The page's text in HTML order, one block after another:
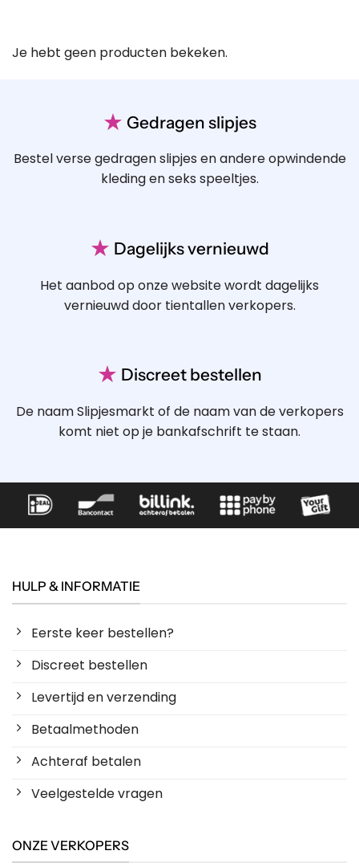
Je hebt geen producten bekeken.
★ Gedragen slipjes
Bestel verse gedragen slipjes en andere opwindende
kleding en seks speeltjes.
★ Dagelijks vernieuwd
Het aanbod op onze website wordt dagelijks
vernieuwd door tientallen verkopers.
★ Discreet bestellen
De naam Slipjesmarkt of de naam van de verkopers
komt niet op je bankafschrift te staan.
HULP & INFORMATIE
Eerste keer bestellen?
Discreet bestellen
Levertijd en verzending
Betaalmethoden
Achteraf betalen
Veelgestelde vragen
ONZE VERKOPERS